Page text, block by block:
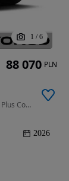
1 / 6
999 cm3 • 115 KM • Drive 1.0TSI 115KM manual Winter Plus Comfort Plus zapasowe koło
2026
88 070 PLN